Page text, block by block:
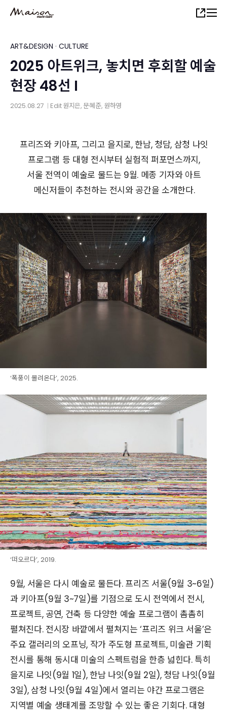
content
Share
ART&DESIGN · CULTURE
2025 아트위크, 놓치면 후회할 예술
현장 48선 I
2025.08.27 Edit원지은, 문혜준, 원하영
프리즈와 키아프, 그리고 을지로, 한남, 청담, 삼청 나잇
프로그램 등 대형 전시부터 실험적 퍼포먼스까지,
서울 전역이 예술로 물드는 9월. 메종 기자와 아트
메신저들이 추천하는 전시와 공간을 소개한다.
‘폭풍이 몰려온다’, 2025.
‘떠오르다’, 2019.
9월, 서울은 다시 예술로 물든다. 프리즈 서울(9월 3~6일)
과 키아프(9월 3~7일)를 기점으로 도시 전역에서 전시,
프로젝트, 공연, 건축 등 다양한 예술 프로그램이 촘촘히
펼쳐진다. 전시장 바깥에서 펼쳐지는 ‘프리즈 위크 서울’은
주요 갤러리의 오프닝, 작가 주도형 프로젝트, 미술관 기획
전시를 통해 동시대 미술의 스펙트럼을 한층 넓힌다. 특히
을지로 나잇(9월 1일), 한남 나잇(9월 2일), 청담 나잇(9월
3일), 삼청 나잇(9월 4일)에서 열리는 야간 프로그램은
지역별 예술 생태계를 조망할 수 있는 좋은 기회다. 대형